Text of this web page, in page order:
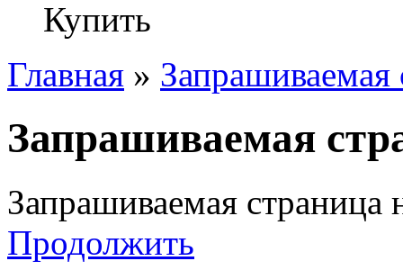
Купить
Главная » Запрашиваемая
Запрашиваемая
Запрашиваемая страница
Продолжить